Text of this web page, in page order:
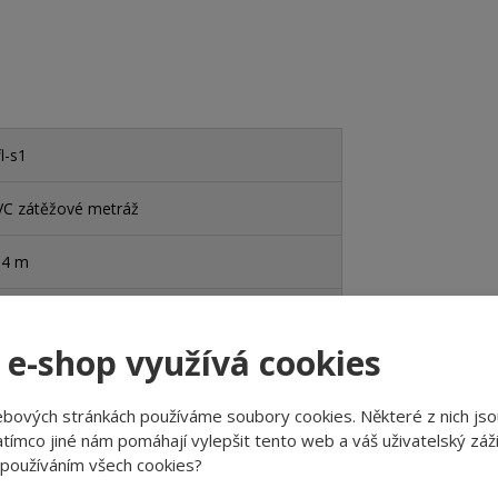
shop využívá cookies
stránkách používáme soubory cookies. Některé z nich
jiné nám pomáhají vylepšit tento web a váš uživatelský
všech cookies?
s1
zátěžové metráž
m
- kročejový